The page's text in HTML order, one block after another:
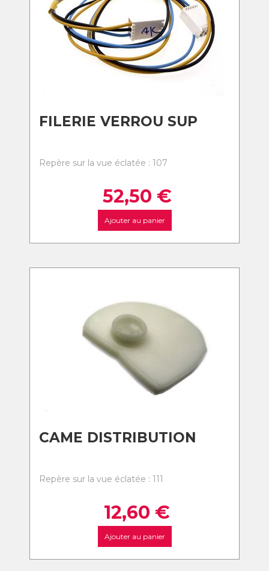
FILERIE VERROU SUP
Repère sur la vue éclatée : 107
52,50 €
Ajouter au panier
CAME DISTRIBUTION
Repère sur la vue éclatée : 111
12,60 €
Ajouter au panier